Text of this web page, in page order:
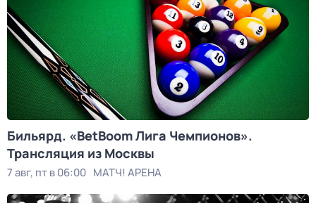
Бильярд. «BetBoom Лига Чемпионов».
Трансляция из Москвы
7 авг, пт в 06:00 МАТЧ! АРЕНА